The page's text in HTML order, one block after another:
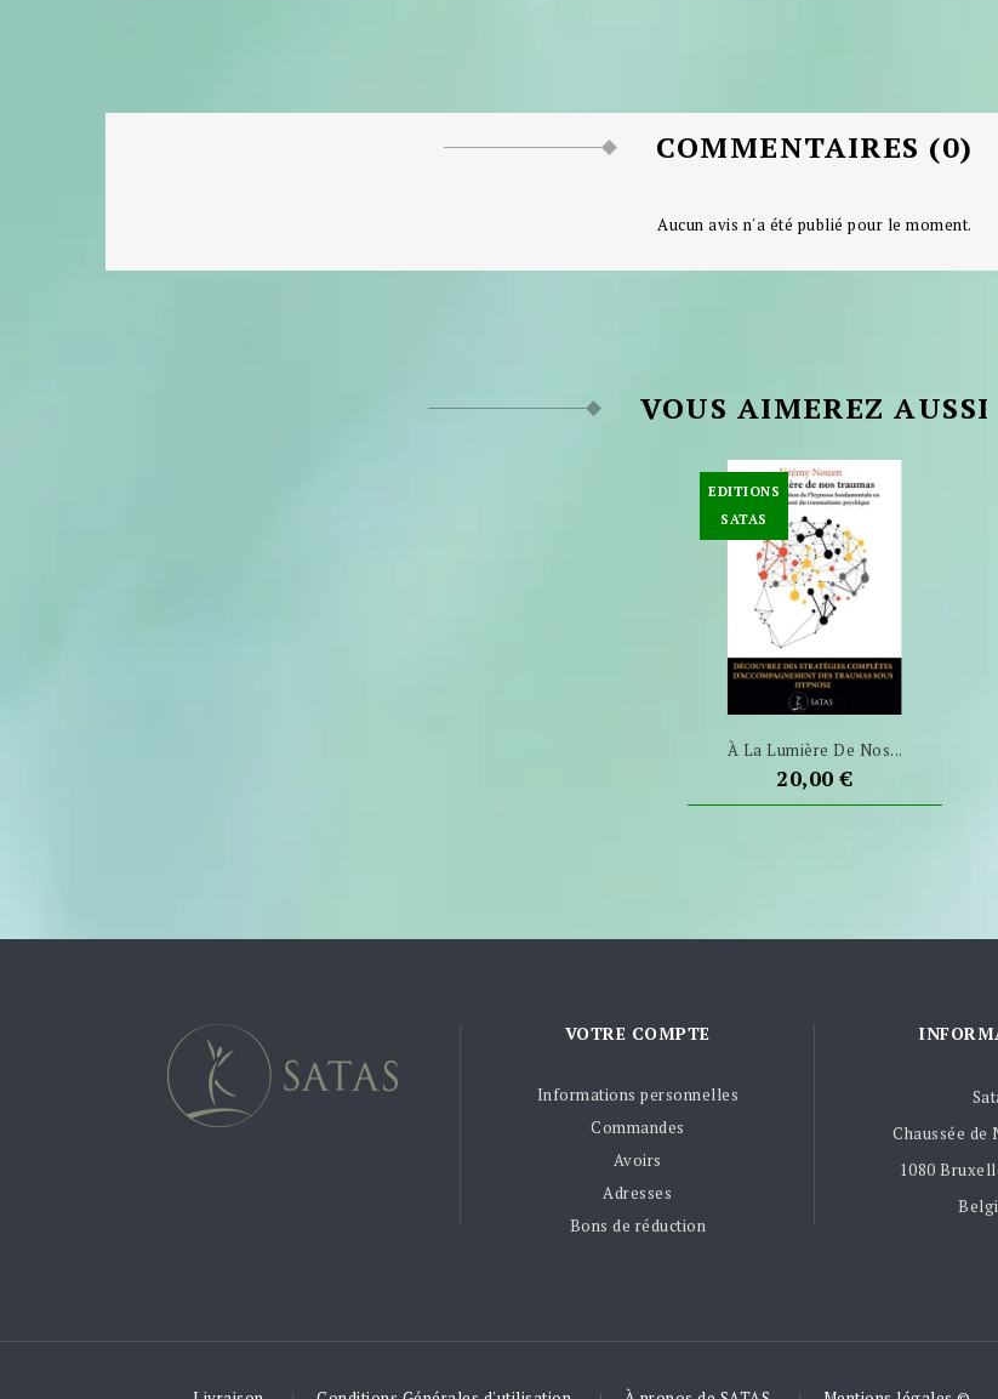
COMMENTAIRES (0)
Aucun avis n'a été publié pour le moment.
VOUS AIMEREZ AUSSI
EDITIONS
SATAS
À La Lumière De Nos...
Prix
20,00 €
VOTRE COMPTE
Informations personnelles
Commandes
Avoirs
Adresses
Bons de réduction
Chaussée de
1080